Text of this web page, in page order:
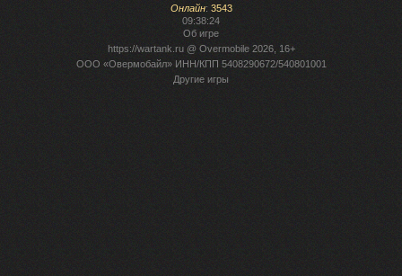
Онлайн: 3543
09:38:24
Об игре
https://wartank.ru@ Overmobile 2026, 16+
ООО «Овермобайл» ИНН/КПП 5408290672/540801001
Другие игры